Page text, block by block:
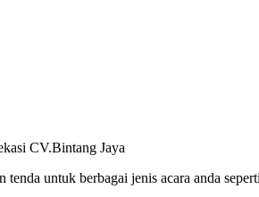
CV.Bintang Jaya
untuk berbagai jenis acara anda